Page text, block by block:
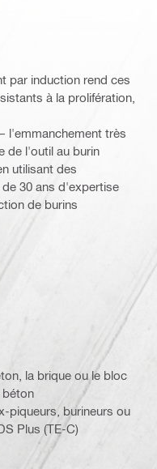
par induction rend ces
à la prolifération,
l'emmanchement très
de l'outil au burin
utilisant des
30 ans d'expertise
de burins
la brique ou le bloc
béton
piqueurs, burineurs ou
Plus (TE-C)